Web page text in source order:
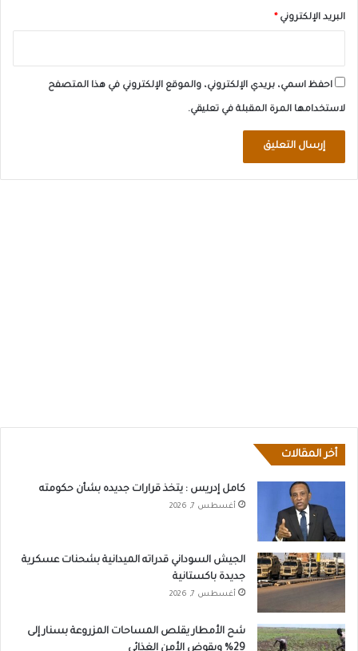
البريد الإلكتروني *
احفظ اسمي، بريدي الإلكتروني، والموقع الإلكتروني في هذا المتصفح
لاستخدامها المرة المقبلة في تعليقي.
أخر المقالات
كامل إدريس : يتخذ قرارات جديده بشأن حكومته
أغسطس 7, 2026
الجيش السوداني قدراته الميدانية بشحنات عسكرية
جديدة باكستانية
أغسطس 7, 2026
شح الأمطار يقلص المساحات المزروعة بسنار إلى